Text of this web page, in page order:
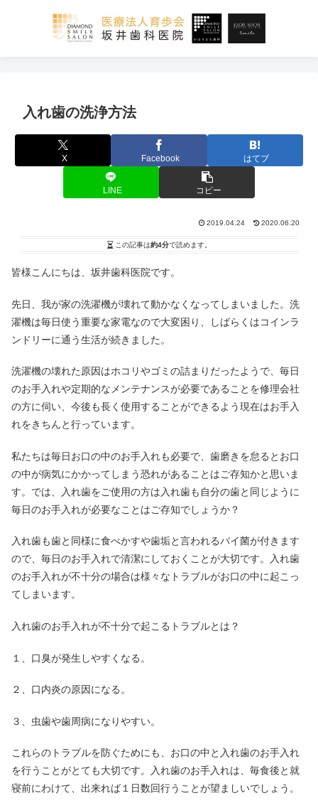
入れ歯の洗浄方法
X Facebook はてブ
LINE コピー
2019.04.24 2020.06.20
この記事は約4分で読めます。
皆様こんにちは、坂井歯科医院です。
先日、我が家の洗濯機が壊れて動かなくなってしまいました。洗
濯機は毎日使う重要な家電なので大変困り、しばらくはコインラ
ンドリーに通う生活が続きました。
洗濯機の壊れた原因はホコリやゴミの詰まりだったようで、毎日
のお手入れや定期的なメンテナンスが必要であることを修理会社
の方に伺い、今後も長く使用することができるよう現在はお手入
れをきちんと行っています。
私たちは毎日お口の中のお手入れも必要で、歯磨きを怠るとお口
の中が病気にかかってしまう恐れがあることはご存知かと思いま
す。では、入れ歯をご使用の方は入れ歯も自分の歯と同じように
毎日のお手入れが必要なことはご存知でしょうか？
入れ歯も歯と同様に食べかすや歯垢と言われるバイ菌が付きます
ので、毎日のお手入れで清潔にしておくことが大切です。入れ歯
のお手入れが不十分の場合は様々なトラブルがお口の中に起こっ
てしまいます。
入れ歯のお手入れが不十分で起こるトラブルとは？
１、口臭が発生しやすくなる。
２、口内炎の原因になる。
３、虫歯や歯周病になりやすい。
これらのトラブルを防ぐためにも、お口の中と入れ歯のお手入れ
を行うことがとても大切です。入れ歯のお手入れは、毎食後と就
寝前にわけて、出来れば１日数回行うことが望ましいでしょう。